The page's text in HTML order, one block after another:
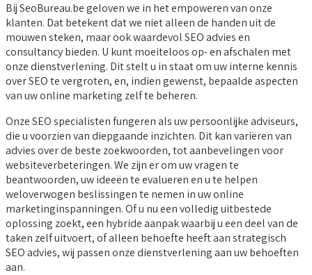
Bij SeoBureau.be geloven we in het empoweren van onze
klanten. Dat betekent dat we niet alleen de handen uit de
mouwen steken, maar ook waardevol SEO advies en
consultancy bieden. U kunt moeiteloos op- en afschalen met
onze dienstverlening. Dit stelt u in staat om uw interne kennis
over SEO te vergroten, en, indien gewenst, bepaalde aspecten
van uw online marketing zelf te beheren.
Onze SEO specialisten fungeren als uw persoonlijke adviseurs,
die u voorzien van diepgaande inzichten. Dit kan variëren van
advies over de beste zoekwoorden, tot aanbevelingen voor
websiteverbeteringen. We zijn er om uw vragen te
beantwoorden, uw ideeën te evalueren en u te helpen
weloverwogen beslissingen te nemen in uw online
marketinginspanningen. Of u nu een volledig uitbestede
oplossing zoekt, een hybride aanpak waarbij u een deel van de
taken zelf uitvoert, of alleen behoefte heeft aan strategisch
SEO advies, wij passen onze dienstverlening aan uw behoeften
aan.